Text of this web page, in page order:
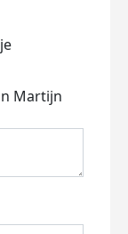
Martijn